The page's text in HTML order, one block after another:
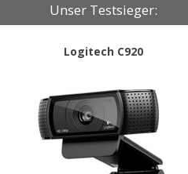
Unser Testsieger:
Logitech C920